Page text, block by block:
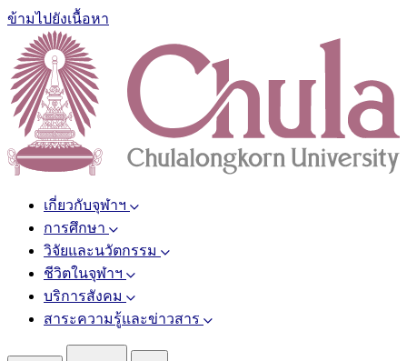
ข้ามไปยังเนื้อหา
เกี่ยวกับจุฬาฯ
การศึกษา
วิจัยและนวัตกรรม
ชีวิตในจุฬาฯ
บริการสังคม
สาระความรู้และข่าวสาร